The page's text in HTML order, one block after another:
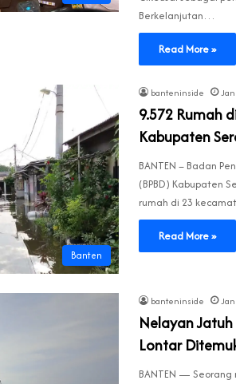
Berkelanjutan…
Read More »
Banten
banteninside
9.572 Rumah
Kabupaten
BANTEN – Badan
(BPBD) Kabupaten
rumah di 23
Read More »
banteninside
Nelayan
Lontar
BANTEN —